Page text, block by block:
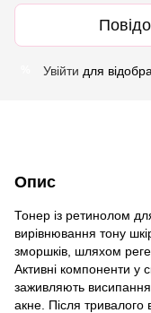
Увійти для
Опис
Тонер із ретинолом
вирівнювання тону
зморшків, шляхом
Активні компоненти у
заживляють висипання
акне. Після